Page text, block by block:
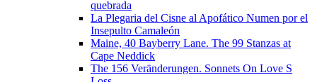
quebrada
La Plegaria del Cisne al Apofático Numen por el
Insepulto Camaleón
Maine, 40 Bayberry Lane. The 99 Stanzas at
Cape Neddick
The 156 Veränderungen. Sonnets On Love S